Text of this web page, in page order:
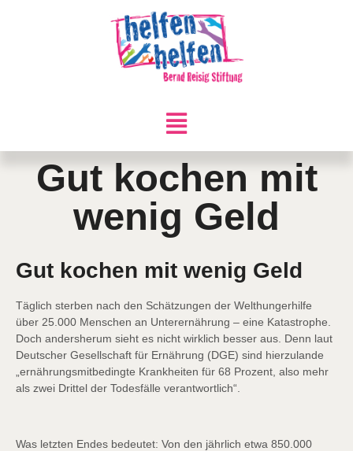
Gut kochen mit
wenig Geld
Gut kochen mit wenig Geld
Täglich sterben nach den Schätzungen der Welthungerhilfe
über 25.000 Menschen an Unterernährung – eine Katastrophe.
Doch andersherum sieht es nicht wirklich besser aus. Denn laut
Deutscher Gesellschaft für Ernährung (DGE) sind hierzulande
„ernährungsmitbedingte Krankheiten für 68 Prozent, also mehr
als zwei Drittel der Todesfälle verantwortlich“.
Was letzten Endes bedeutet: Von den jährlich etwa 850.000